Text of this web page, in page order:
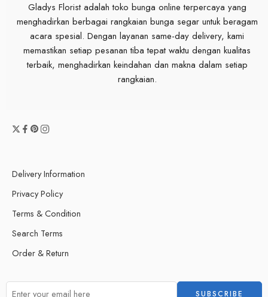
Gladys Florist adalah toko bunga online terpercaya yang
menghadirkan berbagai rangkaian bunga segar untuk beragam
acara spesial. Dengan layanan same-day delivery, kami
memastikan setiap pesanan tiba tepat waktu dengan kualitas
terbaik, menghadirkan keindahan dan makna dalam setiap
rangkaian.
Delivery Information
Privacy Policy
Terms & Condition
Search Terms
Order & Return